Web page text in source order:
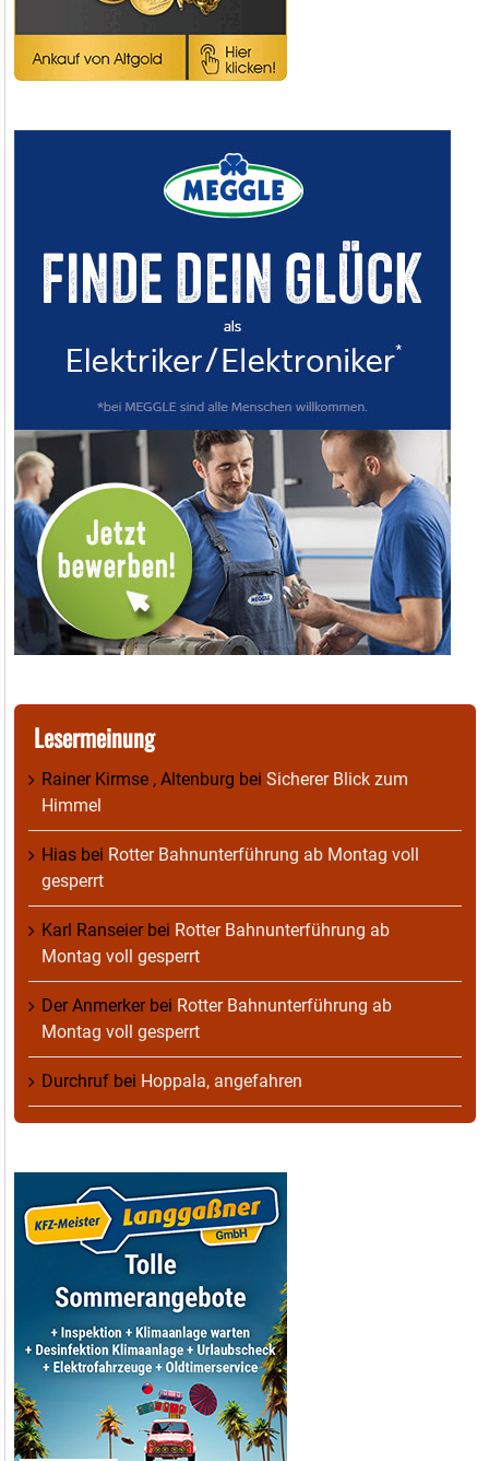
Lesermeinung
Rainer Kirmse , Altenburg bei Sicherer Blick zum
Himmel
Hias bei Rotter Bahnunterführung ab Montag voll
gesperrt
Karl Ranseierbei Rotter Bahnunterführung ab
Montag voll gesperrt
Der Anmerkerbei Rotter Bahnunterführung ab
Montag voll gesperrt
Durchruf bei Hoppala, angefahren